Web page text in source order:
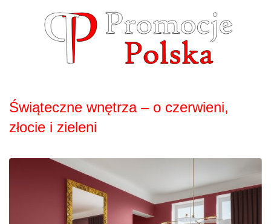
Świąteczne wnętrza – o czerwieni,
złocie i zieleni